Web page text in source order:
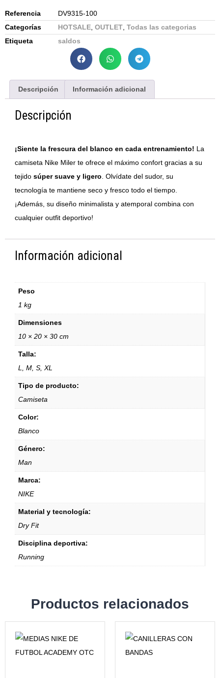
Referencia
DV9315-100
Categorías
HOTSALE, OUTLET, Todas las categorias
Etiqueta
saldos
Descripción Información adicional
Descripción
¡Siente la frescura del blanco en cada entrenamiento! La
camiseta Nike Miler te ofrece el máximo confort gracias a su
tejido súper suave y ligero . Olvídate del sudor, su
tecnología te mantiene seco y fresco todo el tiempo.
¡Además, su diseño minimalista y atemporal combina con
cualquier outfit deportivo!
Información adicional
Peso
1 kg
Dimensiones
10 × 20 × 30 cm
Talla:
L, M, S, XL
Tipo de producto:
Camiseta
Color:
Blanco
Género:
Man
Marca:
NIKE
Material y tecnología:
Dry Fit
Disciplina deportiva:
Running
Productos relacionados